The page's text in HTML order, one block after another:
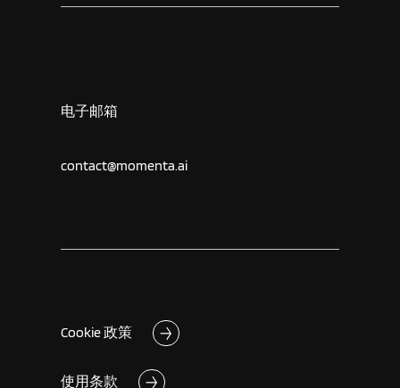
电子邮箱
contact@momenta.ai
Cookie 政策
使用条款